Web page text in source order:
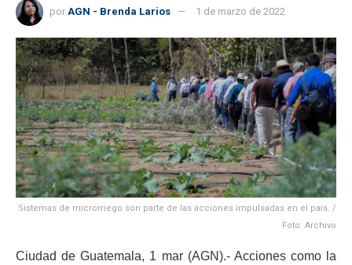
por AGN - Brenda Larios 1 de marzo de 2022
Sistemas de microrriego son parte de las acciones impulsadas en el país. /
Foto: Archivo
Ciudad de Guatemala, 1 mar (AGN).- Acciones como la